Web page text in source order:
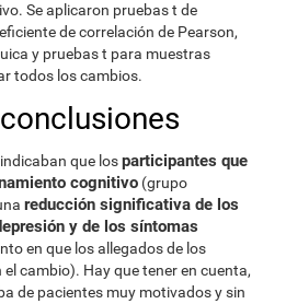
Se aplicaron pruebas t de
de correlación de Pearson,
y pruebas t para muestras
todos los cambios.
que losparticipantes que
cognitivo (grupo
reducción significativa de los
y de los síntomas
en que los allegados de los
cambio). Hay que tener en cuenta,
de pacientes muy motivados y sin